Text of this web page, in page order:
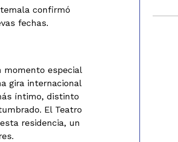
confirmó
fechas.
momento especial
gira internacional
íntimo, distinto
El Teatro
residencia, un